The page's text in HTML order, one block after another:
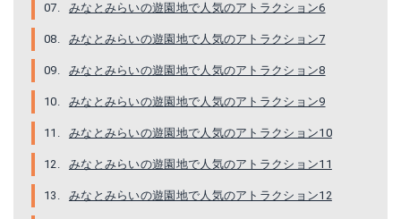
みなとみらいの遊園地で人気のアトラクション6
みなとみらいの遊園地で人気のアトラクション7
みなとみらいの遊園地で人気のアトラクション8
みなとみらいの遊園地で人気のアトラクション9
みなとみらいの遊園地で人気のアトラクション10
みなとみらいの遊園地で人気のアトラクション11
みなとみらいの遊園地で人気のアトラクション12